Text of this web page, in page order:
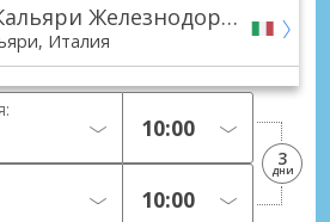
Железнодорожная станция
Италия
Порт
Италия
(Все области)
Италия
3
дни